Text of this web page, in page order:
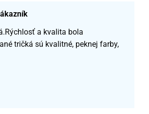
a kvalita bola
tričká sú kvalitné, peknej farby,